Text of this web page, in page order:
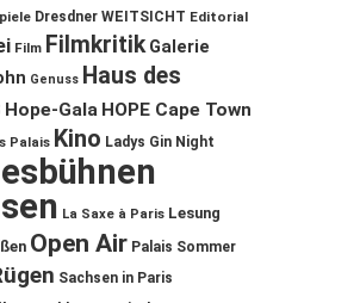
Dresdner WEITSICHT Editorial
Film Filmkritik Galerie
Genuss Haus des
Hope-Gala HOPE Cape Town
Palais Kino Ladys Gin Night
La Saxe à Paris Lesung
Open Air Palais Sommer
Sachsen in Paris